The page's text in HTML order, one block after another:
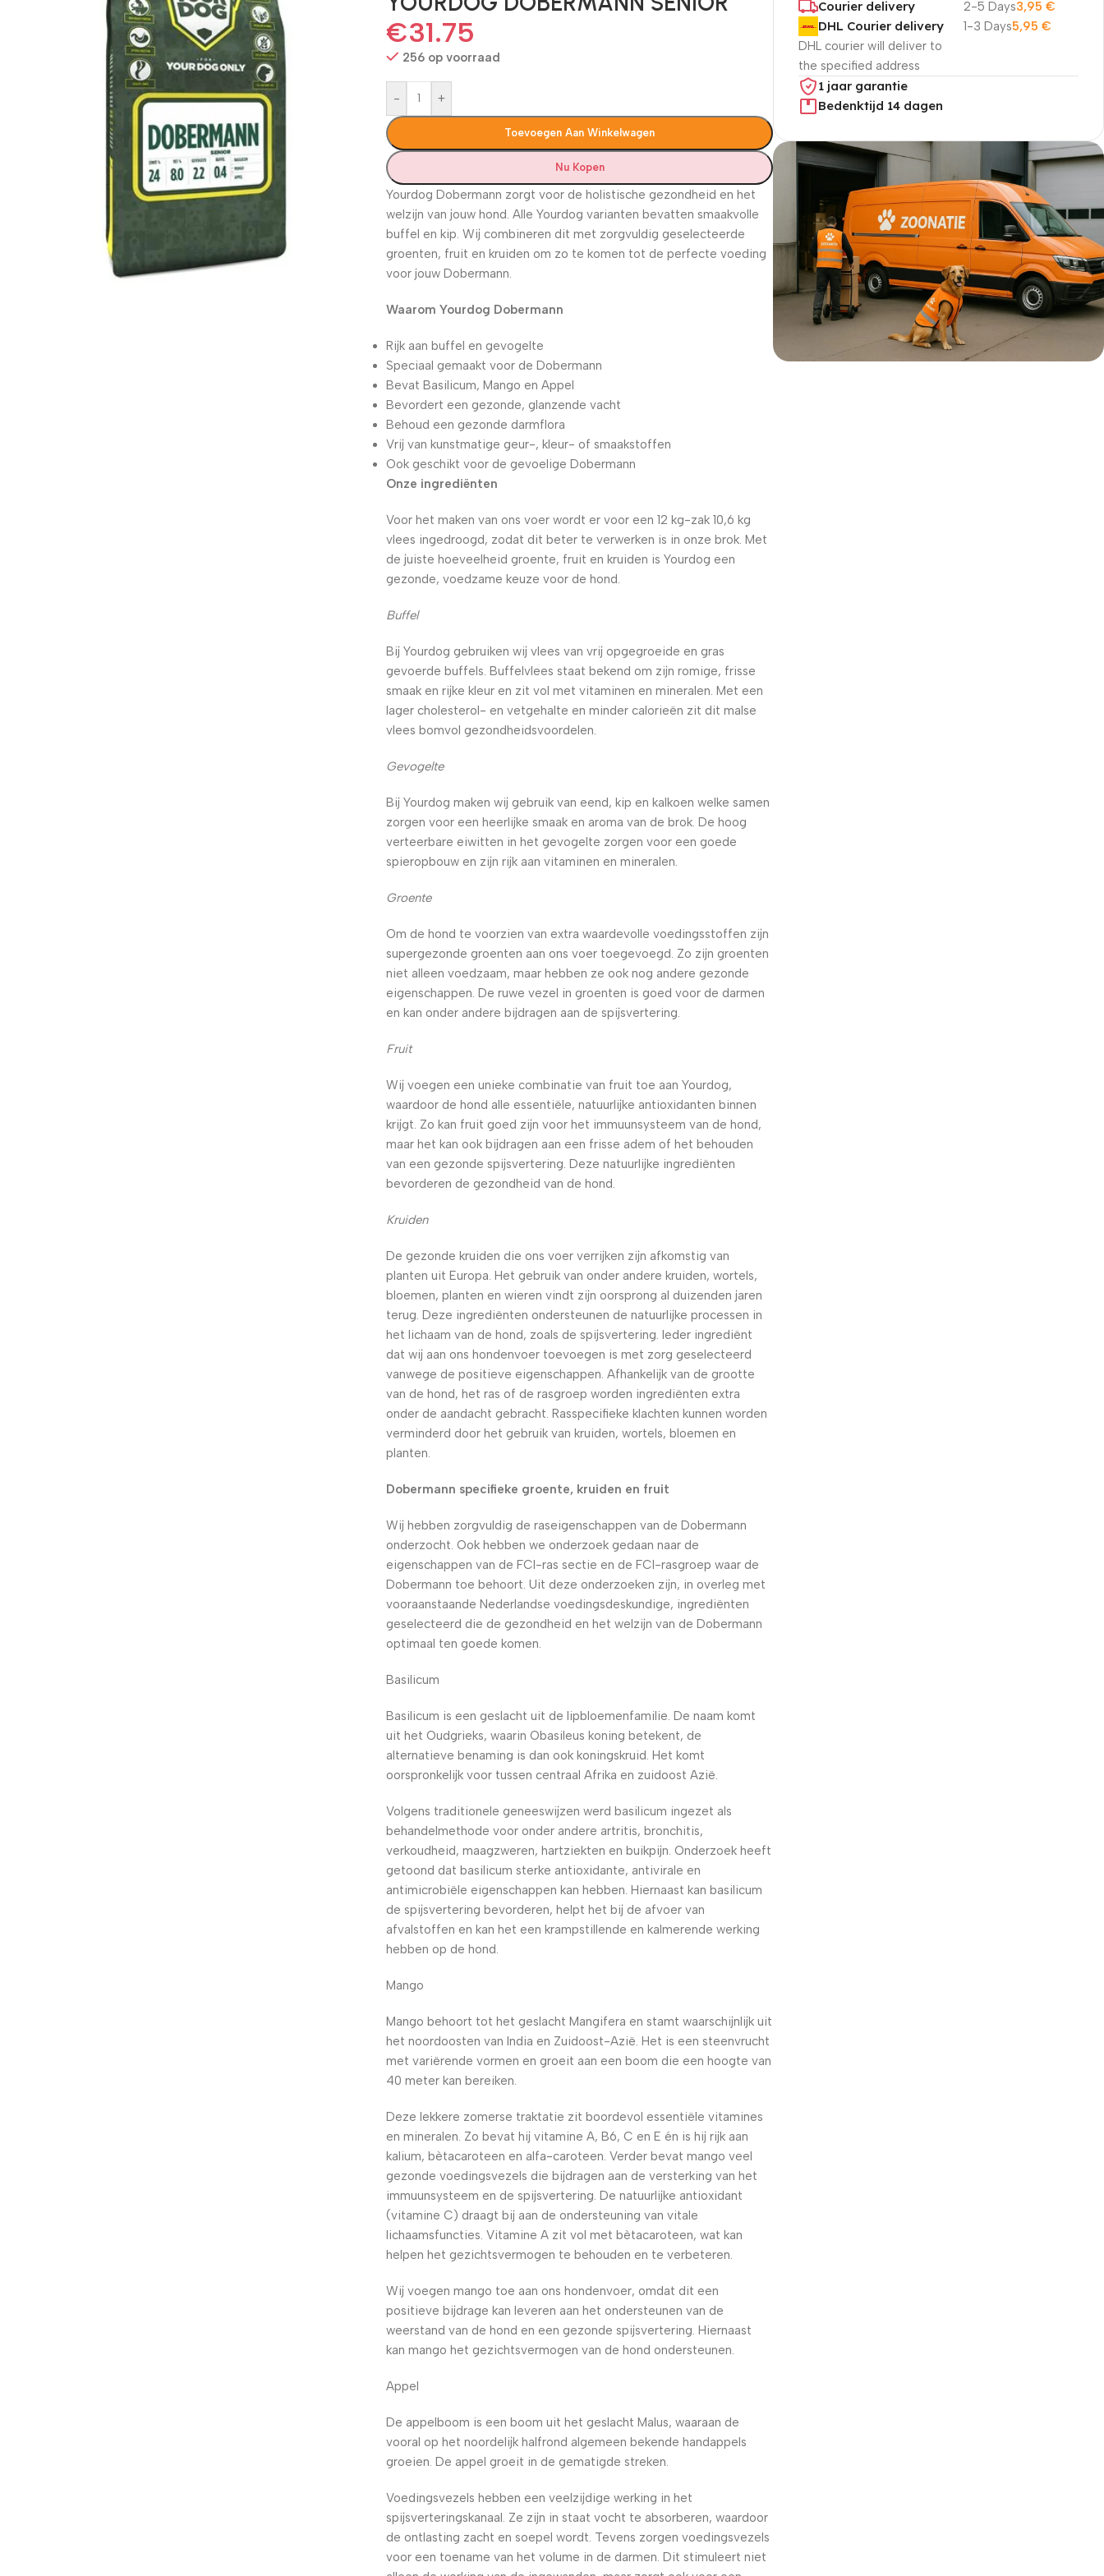
€31.75
256 op voorraad
- +
Toevoegen Aan Winkelwagen
Nu Kopen
Yourdog Dobermann zorgt voor de holistische gezondheid en het
welzijn van jouw hond. Alle Yourdog varianten bevatten smaakvolle
buffel en kip. Wij combineren dit met zorgvuldig geselecteerde
groenten, fruit en kruiden om zo te komen tot de perfecte voeding
voor jouw Dobermann.
Waarom Yourdog Dobermann
Rijk aan buffel en gevogelte
Speciaal gemaakt voor de Dobermann
Bevat Basilicum, Mango en Appel
Bevordert een gezonde, glanzende vacht
Behoud een gezonde darmflora
Vrij van kunstmatige geur-, kleur- of smaakstoffen
Ook geschikt voor de gevoelige Dobermann
Onze ingrediënten
Voor het maken van ons voer wordt er voor een 12 kg-zak 10,6 kg
vlees ingedroogd, zodat dit beter te verwerken is in onze brok. Met
de juiste hoeveelheid groente, fruit en kruiden is Yourdog een
gezonde, voedzame keuze voor de hond.
Buffel
Bij Yourdog gebruiken wij vlees van vrij opgegroeide en gras
gevoerde buffels. Buffelvlees staat bekend om zijn romige, frisse
smaak en rijke kleur en zit vol met vitaminen en mineralen. Met een
lager cholesterol- en vetgehalte en minder calorieën zit dit malse
vlees bomvol gezondheidsvoordelen.
Gevogelte
Bij Yourdog maken wij gebruik van eend, kip en kalkoen welke samen
zorgen voor een heerlijke smaak en aroma van de brok. De hoog
verteerbare eiwitten in het gevogelte zorgen voor een goede
spieropbouw en zijn rijk aan vitaminen en mineralen.
Groente
Om de hond te voorzien van extra waardevolle voedingsstoffen zijn
supergezonde groenten aan ons voer toegevoegd. Zo zijn groenten
niet alleen voedzaam, maar hebben ze ook nog andere gezonde
eigenschappen. De ruwe vezel in groenten is goed voor de darmen
en kan onder andere bijdragen aan de spijsvertering.
Fruit
Wij voegen een unieke combinatie van fruit toe aan Yourdog,
waardoor de hond alle essentiële, natuurlijke antioxidanten binnen
krijgt. Zo kan fruit goed zijn voor het immuunsysteem van de hond,
maar het kan ook bijdragen aan een frisse adem of het behouden
van een gezonde spijsvertering. Deze natuurlijke ingrediënten
bevorderen de gezondheid van de hond.
Kruiden
De gezonde kruiden die ons voer verrijken zijn afkomstig van
planten uit Europa. Het gebruik van onder andere kruiden, wortels,
bloemen, planten en wieren vindt zijn oorsprong al duizenden jaren
terug. Deze ingrediënten ondersteunen de natuurlijke processen in
het lichaam van de hond, zoals de spijsvertering. Ieder ingrediënt
dat wij aan ons hondenvoer toevoegen is met zorg geselecteerd
vanwege de positieve eigenschappen. Afhankelijk van de grootte
van de hond, het ras of de rasgroep worden ingrediënten extra
onder de aandacht gebracht. Rasspecifieke klachten kunnen worden
verminderd door het gebruik van kruiden, wortels, bloemen en
planten.
Dobermann specifieke groente, kruiden en fruit
Wij hebben zorgvuldig de raseigenschappen van de Dobermann
onderzocht. Ook hebben we onderzoek gedaan naar de
eigenschappen van de FCI-ras sectie en de FCI-rasgroep waar de
Dobermann toe behoort. Uit deze onderzoeken zijn, in overleg met
vooraanstaande Nederlandse voedingsdeskundige, ingrediënten
geselecteerd die de gezondheid en het welzijn van de Dobermann
optimaal ten goede komen.
Basilicum
Basilicum is een geslacht uit de lipbloemenfamilie. De naam komt
uit het Oudgrieks, waarin Obasileus koning betekent, de
alternatieve benaming is dan ook koningskruid. Het komt
oorspronkelijk voor tussen centraal Afrika en zuidoost Azië.
Volgens traditionele geneeswijzen werd basilicum ingezet als
behandelmethode voor onder andere artritis, bronchitis,
verkoudheid, maagzweren, hartziekten en buikpijn. Onderzoek heeft
getoond dat basilicum sterke antioxidante, antivirale en
antimicrobiële eigenschappen kan hebben. Hiernaast kan basilicum
de spijsvertering bevorderen, helpt het bij de afvoer van
afvalstoffen en kan het een krampstillende en kalmerende werking
hebben op de hond.
Mango
Mango behoort tot het geslacht Mangifera en stamt waarschijnlijk uit
het noordoosten van India en Zuidoost-Azië. Het is een steenvrucht
met variërende vormen en groeit aan een boom die een hoogte van
40 meter kan bereiken.
Deze lekkere zomerse traktatie zit boordevol essentiële vitamines
en mineralen. Zo bevat hij vitamine A, B6, C en E én is hij rijk aan
kalium, bètacaroteen en alfa-caroteen. Verder bevat mango veel
gezonde voedingsvezels die bijdragen aan de versterking van het
immuunsysteem en de spijsvertering. De natuurlijke antioxidant
(vitamine C) draagt bij aan de ondersteuning van vitale
lichaamsfuncties. Vitamine A zit vol met bètacaroteen, wat kan
helpen het gezichtsvermogen te behouden en te verbeteren.
Wij voegen mango toe aan ons hondenvoer, omdat dit een
positieve bijdrage kan leveren aan het ondersteunen van de
weerstand van de hond en een gezonde spijsvertering. Hiernaast
kan mango het gezichtsvermogen van de hond ondersteunen.
Appel
De appelboom is een boom uit het geslacht Malus, waaraan de
vooral op het noordelijk halfrond algemeen bekende handappels
groeien. De appel groeit in de gematigde streken.
Voedingsvezels hebben een veelzijdige werking in het
spijsverteringskanaal. Ze zijn in staat vocht te absorberen, waardoor
de ontlasting zacht en soepel wordt. Tevens zorgen voedingsvezels
voor een toename van het volume in de darmen. Dit stimuleert niet
Courier delivery
2-5 Days3,95€
DHL Courier delivery
DHL courier will deliver to
the specified address
1-3 Days5,95€
1 jaar garantie
Bedenktijd 14 dagen